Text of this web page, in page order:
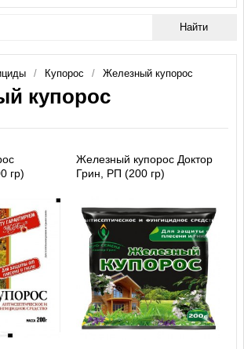
Купорос Железный купорос
купорос
гр)
Железный купорос Доктор
Грин, РП (200 гр)